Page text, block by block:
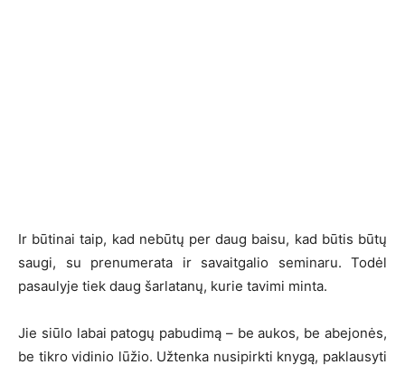
Ir būtinai taip, kad nebūtų per daug baisu, kad būtis būtų
saugi, su prenumerata ir savaitgalio seminaru. Todėl
pasaulyje tiek daug šarlatanų, kurie tavimi minta.
Jie siūlo labai patogų pabudimą – be aukos, be abejonės,
be tikro vidinio lūžio. Užtenka nusipirkti knygą, paklausyti